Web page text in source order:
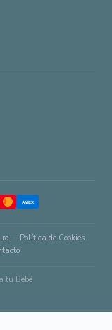
AMEX
Política de Cookies
tu Bebé